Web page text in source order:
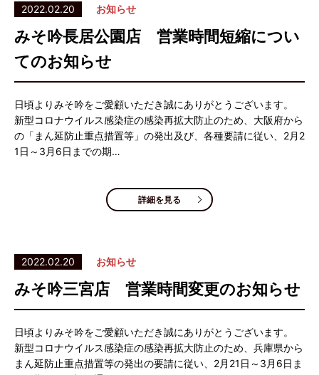
2022.02.20 お知らせ
みそ吟長居公園店 営業時間短縮につい
てのお知らせ
日頃よりみそ吟をご愛顧いただき誠にありがとうございます。
新型コロナウイルス感染症の感染再拡大防止のため、大阪府から
の「まん延防止重点措置等」の発出及び、各種要請に従い、2月2
1日～3月6日までの期…
詳細を見る
2022.02.20 お知らせ
みそ吟三宮店 営業時間変更のお知らせ
日頃よりみそ吟をご愛顧いただき誠にありがとうございます。
新型コロナウイルス感染症の感染再拡大防止のため、兵庫県から
まん延防止重点措置等の発出の要請に従い、2月21日～3月6日ま